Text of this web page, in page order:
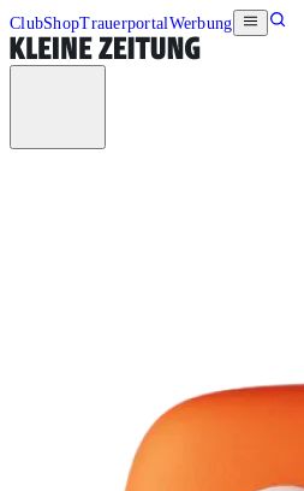
ClubShopTrauerportalWerbung